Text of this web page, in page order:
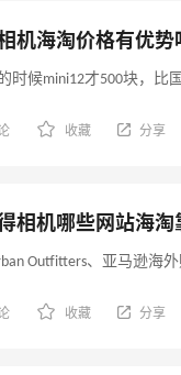
机海淘价格有优势
时候mini12才500块，比
收藏 分享
相机哪些网站海淘
Outfitters、亚马逊海
收藏 分享